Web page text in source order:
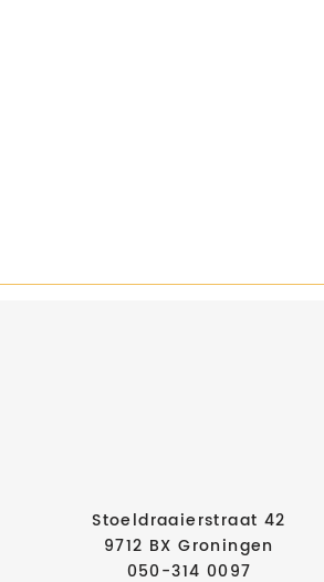
Stoeldraaierstraat 42
9712 BX Groningen
050-314 0097